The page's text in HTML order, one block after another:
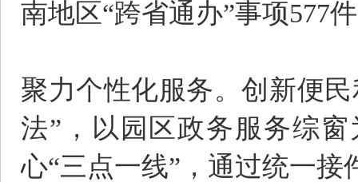
南地区“跨省通办”事项577
聚力个性化服务。创新便
法”，以园区政务服务综
心“三点一线”，通过统一